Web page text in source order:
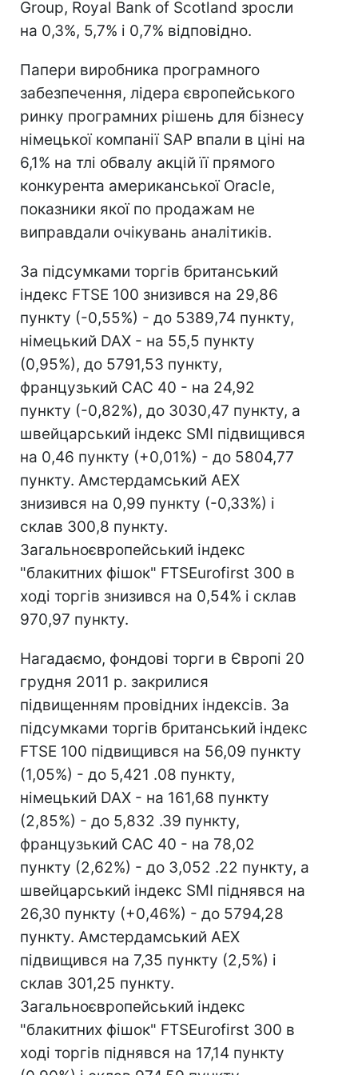
Group, Royal Bank of Scotland зросли
на 0,3%, 5,7% і 0,7% відповідно.
Папери виробника програмного
забезпечення, лідера європейського
ринку програмних рішень для бізнесу
німецької компанії SAP впали в ціні на
6,1% на тлі обвалу акцій її прямого
конкурента американської Oracle,
показники якої по продажам не
виправдали очікувань аналітиків.
За підсумками торгів британський
індекс FTSE 100 знизився на 29,86
пункту (-0,55%) - до 5389,74 пункту,
німецький DAX - на 55,5 пункту
(0,95%), до 5791,53 пункту,
французький CAC 40 - на 24,92
пункту (-0,82%), до 3030,47 пункту, а
швейцарський індекс SMI підвищився
на 0,46 пункту (+0,01%) - до 5804,77
пункту. Амстердамський AEX
знизився на 0,99 пункту (-0,33%) і
склав 300,8 пункту.
Загальноєвропейський індекс
"блакитних фішок" FTSEurofirst 300 в
ході торгів знизився на 0,54% і склав
970,97 пункту.
Нагадаємо, фондові торги в Європі 20
грудня 2011 р. закрилися
підвищенням провідних індексів. За
підсумками торгів британський індекс
FTSE 100 підвищився на 56,09 пункту
(1,05%) - до 5,421 .08 пункту,
німецький DAX - на 161,68 пункту
(2,85%) - до 5,832 .39 пункту,
французький CAC 40 - на 78,02
пункту (2,62%) - до 3,052 .22 пункту, а
швейцарський індекс SMI піднявся на
26,30 пункту (+0,46%) - до 5794,28
пункту. Амстердамський AEX
підвищився на 7,35 пункту (2,5%) і
склав 301,25 пункту.
Загальноєвропейський індекс
"блакитних фішок" FTSEurofirst 300 в
ході торгів піднявся на 17,14 пункту